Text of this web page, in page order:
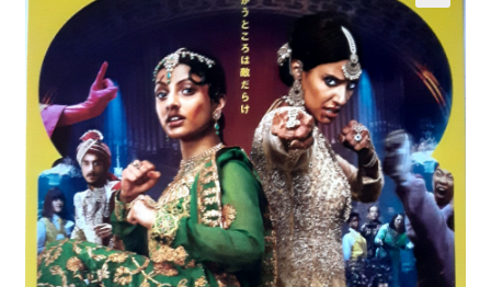
ッ
プ
しねとろ倶楽部について
リンクの旅